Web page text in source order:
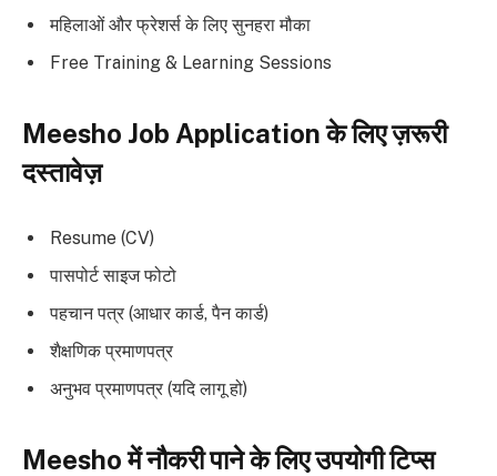
महिलाओं और फ्रेशर्स के लिए सुनहरा मौका
Free Training & Learning Sessions
Meesho Job Application के लिए ज़रूरी
दस्तावेज़
Resume (CV)
पासपोर्ट साइज फोटो
पहचान पत्र (आधार कार्ड, पैन कार्ड)
शैक्षणिक प्रमाणपत्र
अनुभव प्रमाणपत्र (यदि लागू हो)
Meesho में नौकरी पाने के लिए उपयोगी टिप्स